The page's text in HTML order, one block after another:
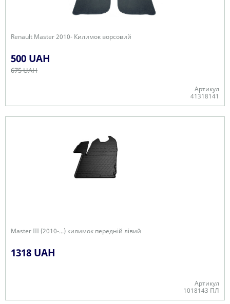
Renault Master 2010- Килимок ворсовий
500 UAH
675 UAH
Артикул
41318141
Master III (2010-...) килимок передній лівий
1318 UAH
Артикул
1018143 ПЛ